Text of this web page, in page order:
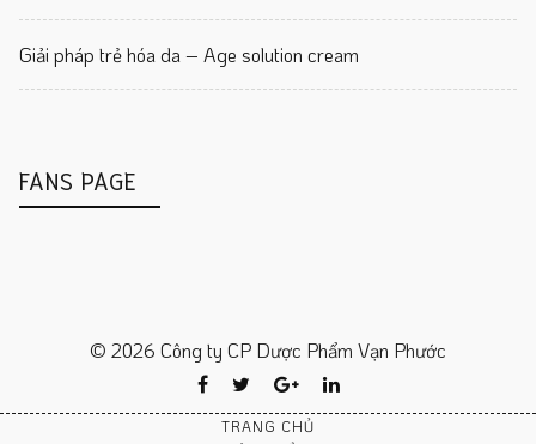
Giải pháp trẻ hóa da – Age solution cream
FANS PAGE
© 2026 Công ty CP Dược Phẩm Vạn Phước
Facebook
TwitterGoogleLinkedin
TRANG CHỦ